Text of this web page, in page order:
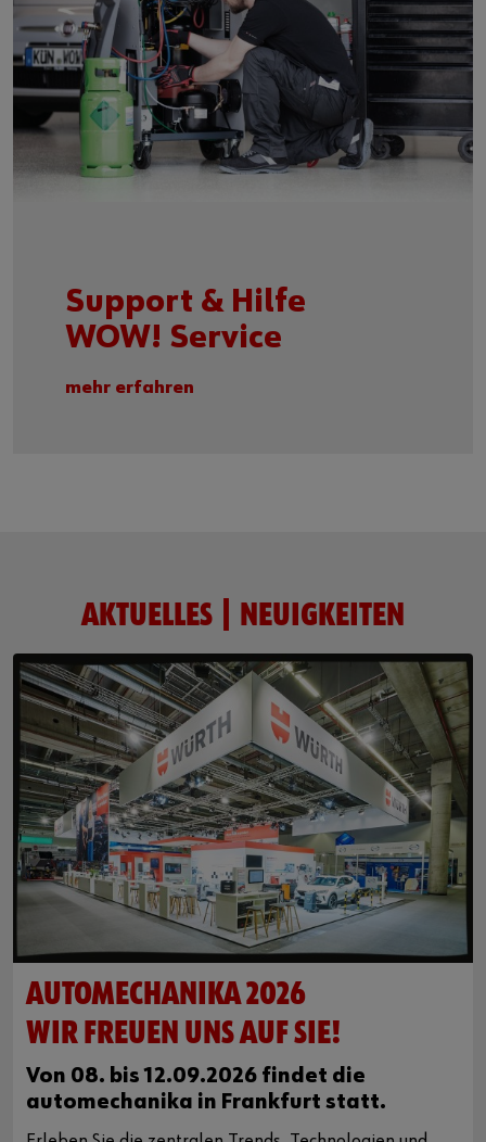
Support & Hilfe
WOW! Service
mehr erfahren
AKTUELLES | NEUIGKEITEN
AUTOMECHANIKA 2026
WIR FREUEN UNS AUF SIE!
Von 08. bis 12.09.2026 findet die
automechanika in Frankfurt statt.